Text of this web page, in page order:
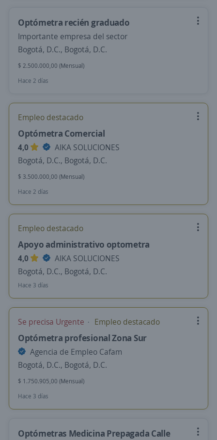
Optómetra recién graduado
Importante empresa del sector
Bogotá, D.C., Bogotá, D.C.
$ 2.500.000,00 (Mensual)
Hace 2 días
Empleo destacado
Optómetra Comercial
4,0
AIKA SOLUCIONES
Bogotá, D.C., Bogotá, D.C.
$ 3.500.000,00 (Mensual)
Hace 2 días
Empleo destacado
Apoyo administrativo optometra
4,0
AIKA SOLUCIONES
Bogotá, D.C., Bogotá, D.C.
Hace 3 días
Se precisa Urgente Empleo destacado
Optómetra profesional Zona Sur
Agencia de Empleo Cafam
Bogotá, D.C., Bogotá, D.C.
$ 1.750.905,00 (Mensual)
Hace 3 días
Optómetras Medicina Prepagada Calle